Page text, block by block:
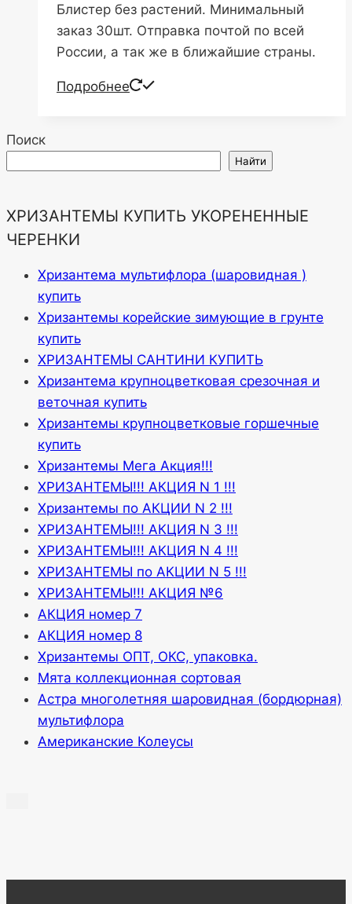
Блистер без растений. Минимальный
заказ 30шт. Отправка почтой по всей
России, а так же в ближайшие страны.
Подробнее
Поиск
Найти
ХРИЗАНТЕМЫ КУПИТЬ УКОРЕНЕННЫЕ
ЧЕРЕНКИ
Хризантема мультифлора (шаровидная )
купить
Хризантемы корейские зимующие в грунте
купить
ХРИЗАНТЕМЫ САНТИНИ КУПИТЬ
Хризантема крупноцветковая срезочная и
веточная купить
Хризантемы крупноцветковые горшечные
купить
Хризантемы Мега Акция!!!
ХРИЗАНТЕМЫ!!! АКЦИЯ N 1 !!!
Хризантемы по АКЦИИ N 2 !!!
ХРИЗАНТЕМЫ!!! АКЦИЯ N 3 !!!
ХРИЗАНТЕМЫ!!! АКЦИЯ N 4 !!!
ХРИЗАНТЕМЫ по АКЦИИ N 5 !!!
ХРИЗАНТЕМЫ!!! АКЦИЯ №6
АКЦИЯ номер 7
АКЦИЯ номер 8
Хризантемы ОПТ, ОКС, упаковка.
Мята коллекционная сортовая
Астра многолетняя шаровидная (бордюрная)
мультифлора
Американские Колеусы